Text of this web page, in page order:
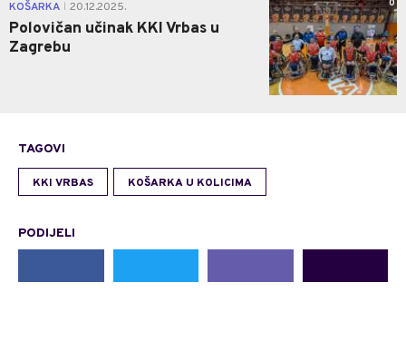
KOŠARKA 20.12.2025.
Polovičan učinak KKI Vrbas u
Zagrebu
0
TAGOVI
KKI VRBAS KOŠARKA U KOLICIMA
PODIJELI